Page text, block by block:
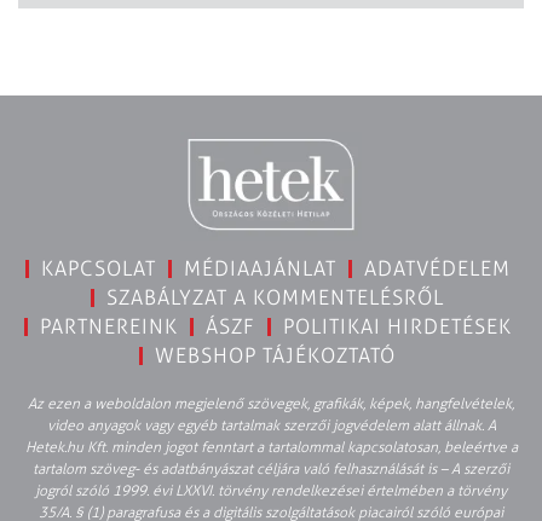
KAPCSOLAT MÉDIAAJÁNLAT
ADATVÉDELEM
SZABÁLYZAT A KOMMENTELÉSRŐL
PARTNEREINK
ÁSZF
POLITIKAI HIRDETÉSEK
WEBSHOP TÁJÉKOZTATÓ
Az ezen a weboldalon megjelenő szövegek, grafikák, képek, hangfelvételek,
video anyagok vagy egyéb tartalmak szerzői jogvédelem alatt állnak. A
Hetek.hu Kft. minden jogot fenntart a tartalommal kapcsolatosan, beleértve a
tartalom szöveg- és adatbányászat céljára való felhasználását is – A szerzői
jogról szóló 1999. évi LXXVI. törvény rendelkezései értelmében a törvény
35/A. § (1) paragrafusa és a digitális szolgáltatások piacairól szóló európai